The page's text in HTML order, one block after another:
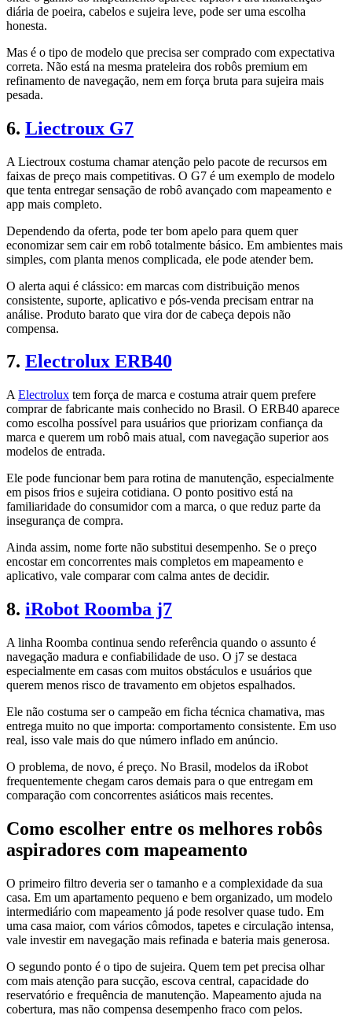
diária de poeira, cabelos e sujeira leve, pode ser uma escolha
honesta.
Mas é o tipo de modelo que precisa ser comprado com expectativa
correta. Não está na mesma prateleira dos robôs premium em
refinamento de navegação, nem em força bruta para sujeira mais
pesada.
6. Liectroux G7
A Liectroux costuma chamar atenção pelo pacote de recursos em
faixas de preço mais competitivas. O G7 é um exemplo de modelo
que tenta entregar sensação de robô avançado com mapeamento e
app mais completo.
Dependendo da oferta, pode ter bom apelo para quem quer
economizar sem cair em robô totalmente básico. Em ambientes mais
simples, com planta menos complicada, ele pode atender bem.
O alerta aqui é clássico: em marcas com distribuição menos
consistente, suporte, aplicativo e pós-venda precisam entrar na
análise. Produto barato que vira dor de cabeça depois não
compensa.
7. Electrolux ERB40
A Electrolux tem força de marca e costuma atrair quem prefere
comprar de fabricante mais conhecido no Brasil. O ERB40 aparece
como escolha possível para usuários que priorizam confiança da
marca e querem um robô mais atual, com navegação superior aos
modelos de entrada.
Ele pode funcionar bem para rotina de manutenção, especialmente
em pisos frios e sujeira cotidiana. O ponto positivo está na
familiaridade do consumidor com a marca, o que reduz parte da
insegurança de compra.
Ainda assim, nome forte não substitui desempenho. Se o preço
encostar em concorrentes mais completos em mapeamento e
aplicativo, vale comparar com calma antes de decidir.
8. iRobot Roomba j7
A linha Roomba continua sendo referência quando o assunto é
navegação madura e confiabilidade de uso. O j7 se destaca
especialmente em casas com muitos obstáculos e usuários que
querem menos risco de travamento em objetos espalhados.
Ele não costuma ser o campeão em ficha técnica chamativa, mas
entrega muito no que importa: comportamento consistente. Em uso
real, isso vale mais do que número inflado em anúncio.
O problema, de novo, é preço. No Brasil, modelos da iRobot
frequentemente chegam caros demais para o que entregam em
comparação com concorrentes asiáticos mais recentes.
Como escolher entre os melhores robôs
aspiradores com mapeamento
O primeiro filtro deveria ser o tamanho e a complexidade da sua
casa. Em um apartamento pequeno e bem organizado, um modelo
intermediário com mapeamento já pode resolver quase tudo. Em
uma casa maior, com vários cômodos, tapetes e circulação intensa,
vale investir em navegação mais refinada e bateria mais generosa.
O segundo ponto é o tipo de sujeira. Quem tem pet precisa olhar
com mais atenção para sucção, escova central, capacidade do
reservatório e frequência de manutenção. Mapeamento ajuda na
cobertura, mas não compensa desempenho fraco com pelos.